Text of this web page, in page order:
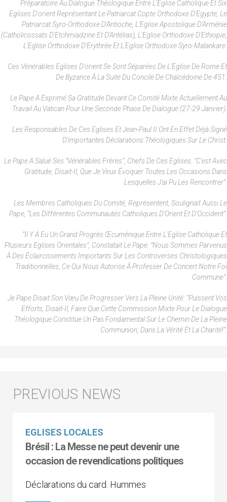
Préparatoire Au Dialogue Théologique Entre L'Eglise Catholique Et Six
Eglises D'orient Représentant Le Patriarcat Copte Orthodoxe D'Egypte, Le
Patriarcat Syro-Orthodoxe D'Antioche, L’Eglise Apostolique D'Arménie
(Catholicossats D'Etchmiadzine Et D'Antélias), L'Eglise Orthodoxe D'Ethiopie,
L’Eglise Orthodoxe D'Erythrée Et L'Eglise Orthodoxe Syro-Malankare.
Ces Vénérables Eglises D'orient Se Sont Séparées De L'Eglise De Rome Et
De Byzance À La Suite Du Concile De Chalcédoine De 451.
Le Pape A Exprimé Sa Gratitude Devant Ce Comité Mixte Actuellement Au
Travail Au Vatican Pour Une Seconde Phase De Dialogue (27-29 Janvier).
Les Responsables De Ces Eglises Et Jean-Paul II Ont En Effet Déjà Signé
D'importantes Déclarations Théologiques Sur Le Christ.
Le Pape A Salué Ses “vénérables Frères”, Chefs De Ces Eglises. “C'est Avec
Gratitude, Disait-Il, Que Je Veux Évoquer Toutes Les Occasions Dans
Lesquelles J'ai Pu Les Rencontrer“.
Les Membres Catholiques Du Comité, Représentent, Soulignait Aussi Le
Pape, “les Différentes Communautés Catholiques D'Orient Et D'Occident“.
“Il Y A Eu Un Grand Progrès Œcuménique Entre L'Eglise Catholique Et
Plusieurs Eglises Orientales“, Constatait Le Pape: “Nous Sommes Parvenus
À Des Éclaircissements Importants Sur Les Controverses Christologiques
Traditionnelles, Ce Qui Nous Autorise À Professer De Concert Notre Foi
Commune”.
Je Pape Disait Son Vœu De Progresser Vers La Pleine Unité: “Puissent Vos
Efforts, Disait-Il, Faire Que Cette Commission Mixte Pour Le Dialogue
Théologique Constitue Un Pas Fondamental Sur Le Chemin De La Pleine
Communion, Dans La Vérité Et La Charité!“.
EGLISES LOCALES
Brésil : La Messe ne peut devenir une
occasion de revendications politiques
Déclarations du card. Hummes